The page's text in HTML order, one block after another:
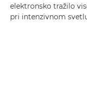
elektronsko tražilo
pri intenzivnom